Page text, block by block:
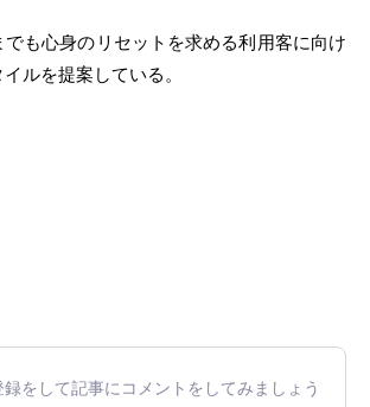
も心身のリセットを求める利用客に向け
ルを提案している。
録をして記事にコメントをしてみましょう